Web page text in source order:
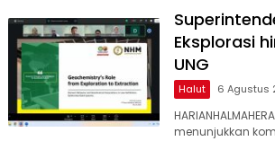
Eksplorasi
UNG
Halut 6 Agustus
menunjukkan